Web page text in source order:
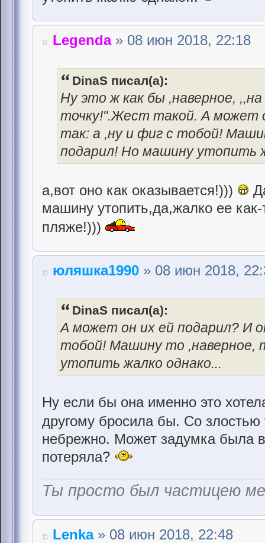
Legenda» 08 июн 2018, 22:18
DinaS писал(а):
Ну это ж как бы ,наверное,
точку!".Жест такой. А может
так: а ,ну и фиг с тобой!
подарил! Но машину утопить
а,вот оно как оказывается!)))
машину утопить,да,жалко ее
пляже!)))
юляшка1990 » 08 июн 2018,
DinaS писал(а):
А может он их ей подарил? И
тобой! Машину то ,наверное,
утопить жалко однако...
Ну если бы она именно это
другому бросила бы. Со злостью
небрежно. Может задумка была
потеряла?
Ты просто был частицею
Lenka» 08 июн 2018, 22:48